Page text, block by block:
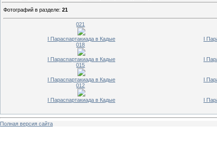
Фотографий в разделе: 21
021
I Параспартакиада в Кадые
I
018
I Параспартакиада в Кадые
I
015
I Параспартакиада в Кадые
I
012
I Параспартакиада в Кадые I
Полная версия сайта